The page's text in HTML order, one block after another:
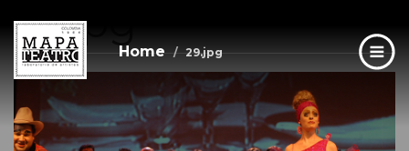
main
content
Home 29.jpg
29.jpg